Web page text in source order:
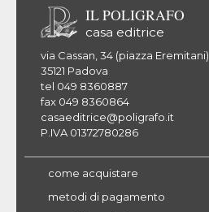
IL POLIGRAFO
casa editrice
via Cassan, 34 (piazza Eremitani)
35121 Padova
tel 049 8360887
fax 049 8360864
casaeditrice@poligrafo.it
P.IVA 01372780286
come acquistare
metodi di pagamento